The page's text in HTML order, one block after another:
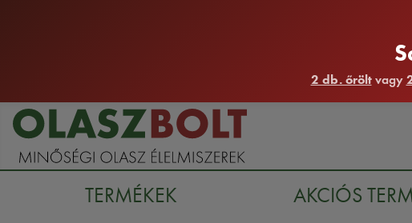
2 db. őröltvagy
TERMÉKEK AKCIÓS